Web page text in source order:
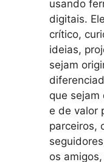
usando
digitais.
crítico,
ideias,
sejam
que
e de valor
parceiros,
os